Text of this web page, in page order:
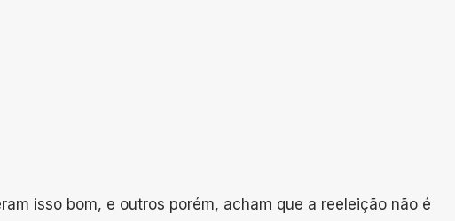
isso bom, e outros porém, acham que a reeleição não é